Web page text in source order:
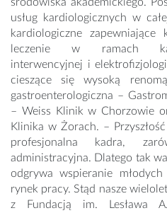
środowiska akademickiego.
usług kardiologicznych w
kardiologiczne zapewniające
leczenie w ramach
interwencyjnej i
cieszące się wysoką
gastroenterologiczna –
– Weiss Klinik w Chorzowie
Klinika w Żorach. –
profesjonalna kadra,
administracyjna. Dlatego tak
odgrywa wspieranie
rynek pracy. Stąd nasze
z Fundacją im.